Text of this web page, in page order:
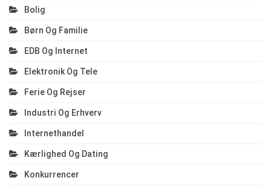
Bolig
Børn Og Familie
EDB Og Internet
Elektronik Og Tele
Ferie Og Rejser
Industri Og Erhverv
Internethandel
Kærlighed Og Dating
Konkurrencer